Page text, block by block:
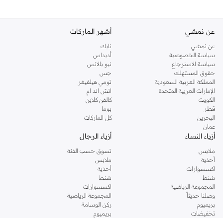
عن نمشي
عن نمشي
سياسة الخصوصية
سياسة الاسترجاع
حقوق المستهلك
المملكة العربية السعودية
الإمارات العربية المتحدة
الكويت
قطر
البحرين
عمان
أشهر الماركات
نايك
أديداس
نيو بالانس
جس
تومي هيلفيغر
اتش اند ام
كالفن كلاين
بوما
كل الماركات
أزياء النساء
ملابس
أحذية
اكسسوارات
شنط
المجموعة الرياضية
وصلنا حديثاً
بريميوم
تخفيضات
أزياء الرجال
تسوق حسب الفئة
ملابس
أحذية
شنط
اكسسوارات
المجموعة الرياضية
ركن الوسامة
بريميوم